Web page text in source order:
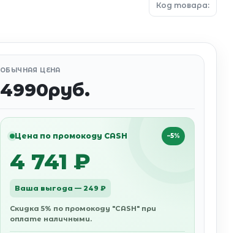
Код товара:
ОБЫЧНАЯ ЦЕНА
4990руб.
Цена по промокоду CASH −5%
4 741 ₽
Ваша выгода — 249 ₽
Скидка 5% по промокоду "CASH" при
оплате наличными.